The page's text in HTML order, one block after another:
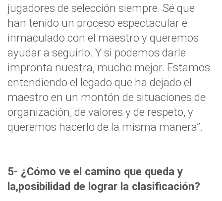
jugadores de selección siempre. Sé que
han tenido un proceso espectacular e
inmaculado con el maestro y queremos
ayudar a seguirlo. Y si podemos darle
impronta nuestra, mucho mejor. Estamos
entendiendo el legado que ha dejado el
maestro en un montón de situaciones de
organización, de valores y de respeto, y
queremos hacerlo de la misma manera”.
5- ¿Cómo ve el camino que queda y
la,posibilidad de lograr la clasificación?